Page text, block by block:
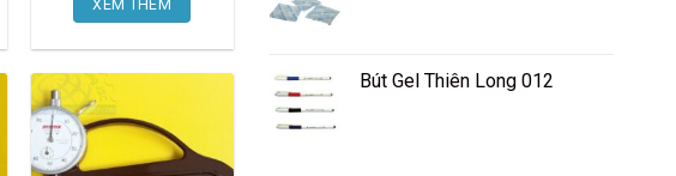
XEM THÊM
Bút Gel Thiên Long 012